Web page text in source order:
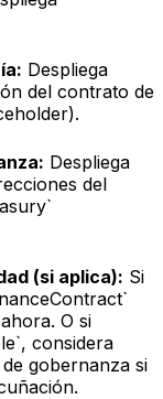
Despliega
del contrato de
Despliega
del
(si aplica): Si
O si
considera
gobernanza si